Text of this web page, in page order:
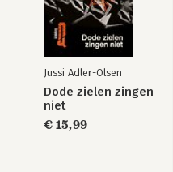
Jussi Adler-Olsen
Dode zielen zingen
niet
€ 15,99